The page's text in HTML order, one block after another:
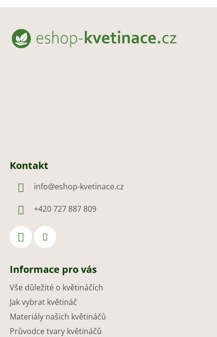
Z
Kontakt
info@eshop-kvetinace.cz
+420 727 887 809
Informace pro vás
Vše důležité o květináčích
Jak vybrat květináč
Materiály našich květináčů
Průvodce tvary květináčů